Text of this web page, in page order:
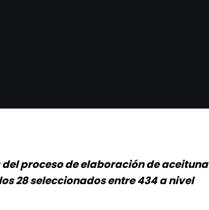
proceso de elaboración de aceituna
28 seleccionados entre 434 a nivel